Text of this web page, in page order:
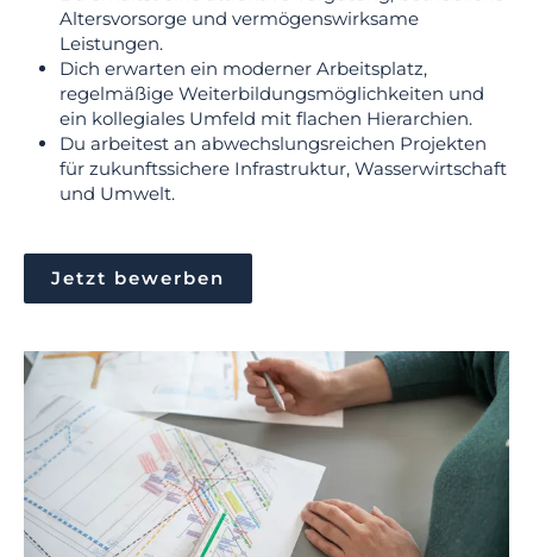
Altersvorsorge und vermögenswirksame
Leistungen.
Dich erwarten ein moderner Arbeitsplatz,
regelmäßige Weiterbildungsmöglichkeiten und
ein kollegiales Umfeld mit flachen Hierarchien.
Du arbeitest an abwechslungsreichen Projekten
für zukunftssichere Infrastruktur, Wasserwirtschaft
und Umwelt.
Jetzt bewerben